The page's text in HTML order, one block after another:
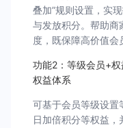
叠加”规则设置，实
与发放积分。帮助商
度，既保障高价值会
功能2：等级会员+
权益体系
可基于会员等级设置
日加倍积分等权益，